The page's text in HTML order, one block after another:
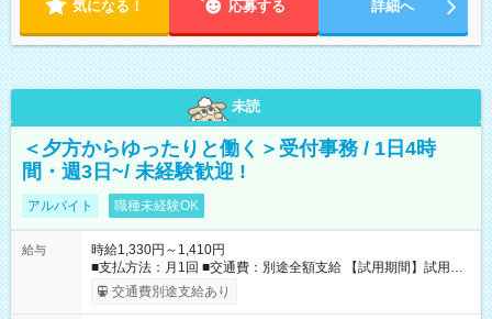
気になる！ 応募する 詳細へ
未読
＜夕方からゆったりと働く＞受付事務 / 1日4時
間・週3日~/ 未経験歓迎 !
アルバイト 職種未経験OK
給与
時給1,330円～1,410円
■支払方法：月1回 ■交通費：別途全額支給 【試用期間】試用期
間あり 試用期間の長さ：6ヶ月 雇用形態、給与は本採用時と同
じです。
交通費別途支給あり